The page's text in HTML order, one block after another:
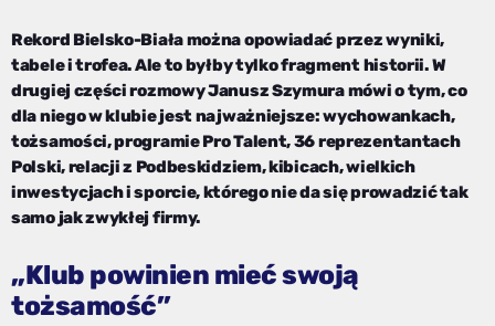
Rekord Bielsko-Biała można opowiadać przez wyniki,
tabele i trofea. Ale to byłby tylko fragment historii. W
drugiej części rozmowy Janusz Szymura mówi o tym, co
dla niego w klubie jest najważniejsze: wychowankach,
tożsamości, programie Pro Talent, 36 reprezentantach
Polski, relacji z Podbeskidziem, kibicach, wielkich
inwestycjach i sporcie, którego nie da się prowadzić tak
samo jak zwykłej firmy.
„Klub powinien mieć swoją
tożsamość”